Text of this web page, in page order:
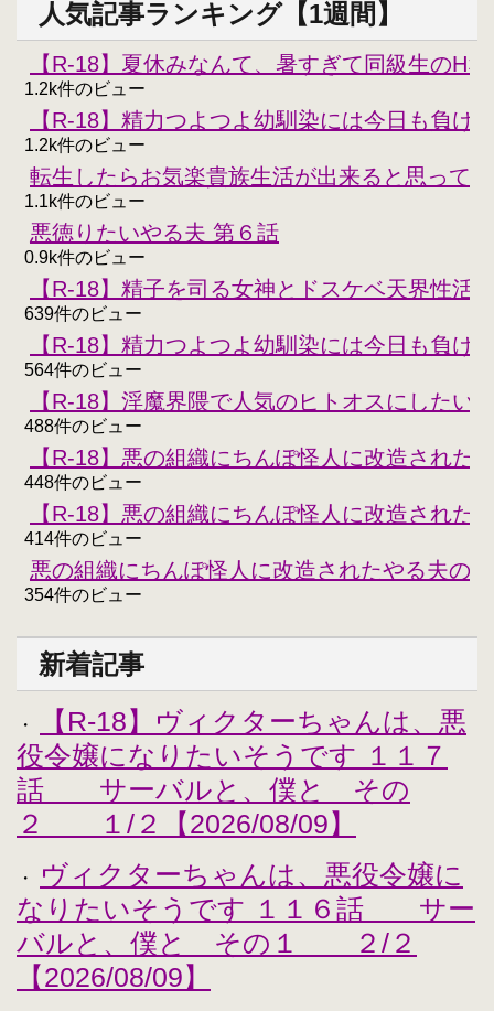
人気記事ランキング【1週間】
【R-18】夏休みなんて、暑すぎて同級生のH
1.2k件のビュー
【R-18】精力つよつよ幼馴染には今日も負け
1.2k件のビュー
転生したらお気楽貴族生活が出来ると思って
1.1k件のビュー
悪徳りたいやる夫 第６話
0.9k件のビュー
【R-18】精子を司る女神とドスケベ天界性活
639件のビュー
【R-18】精力つよつよ幼馴染には今日も負け
564件のビュー
【R-18】淫魔界隈で人気のヒトオスにしたい
488件のビュー
【R-18】悪の組織にちんぽ怪人に改造された
448件のビュー
【R-18】悪の組織にちんぽ怪人に改造された
414件のビュー
悪の組織にちんぽ怪人に改造されたやる夫の
354件のビュー
新着記事
・
【R-18】ヴィクターちゃんは、悪
役令嬢になりたいそうです １１７
話 サーバルと、僕と その
２ １/２【2026/08/09】
・
ヴィクターちゃんは、悪役令嬢に
なりたいそうです １１６話 サー
バルと、僕と その１ ２/２
【2026/08/09】